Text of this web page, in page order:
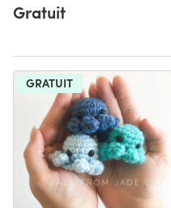
Gratuit
GRATUIT